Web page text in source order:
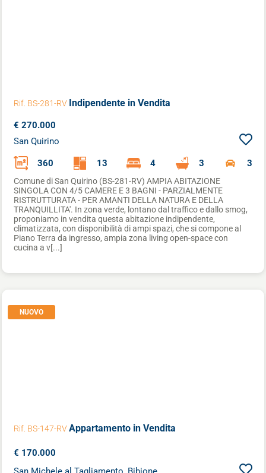
Rif. BS-281-RV Indipendente in Vendita
€ 270.000
San Quirino
360 13 4 3 3
Comune di San Quirino (BS-281-RV) AMPIA ABITAZIONE
SINGOLA CON 4/5 CAMERE E 3 BAGNI - PARZIALMENTE
RISTRUTTURATA - PER AMANTI DELLA NATURA E DELLA
TRANQUILLITA'. In zona verde, lontano dal traffico e dallo smog,
proponiamo in vendita questa abitazione indipendente,
climatizzata, con disponibilità di ampi spazi, che si compone al
Piano Terra da ingresso, ampia zona living open-space con
cucina a v[...]
NUOVO
Rif. BS-147-RVAppartamento in Vendita
€ 170.000